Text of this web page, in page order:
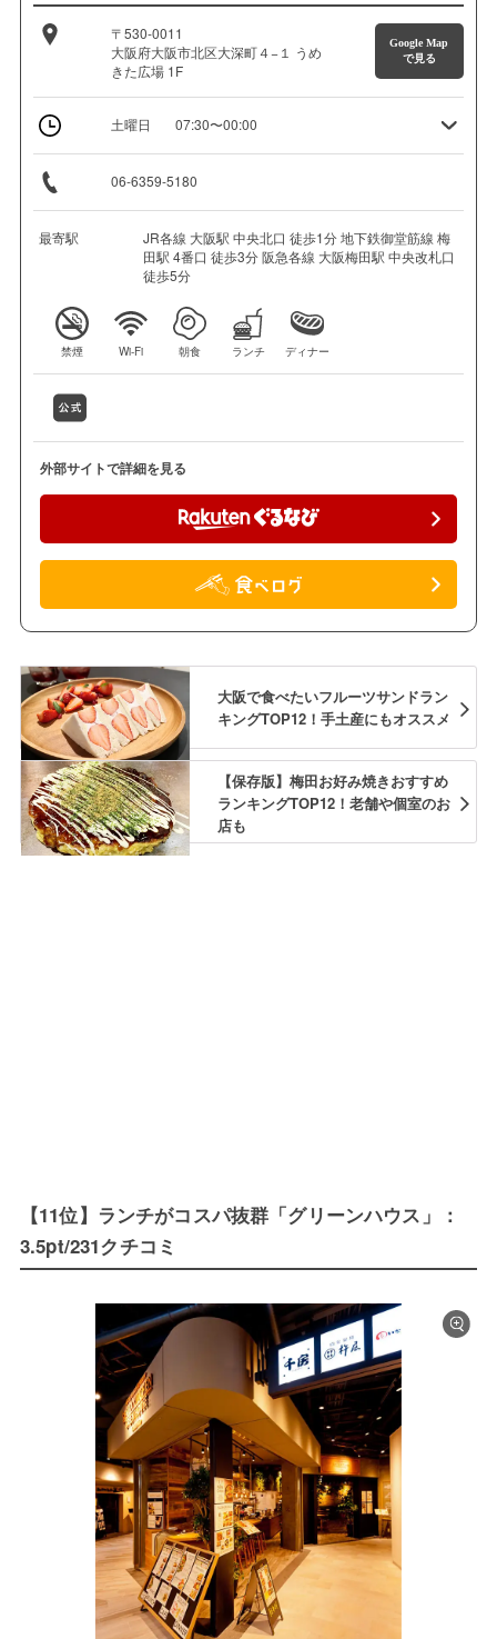
〒530-0011
大阪府大阪市北区大深町４−１ うめ
きた広場 1F
Google Map
で見る
土曜日 07:30〜00:00
06-6359-5180
最寄駅
JR各線 大阪駅 中央北口 徒歩1分 地下鉄御堂筋線 梅
田駅 4番口 徒歩3分 阪急各線 大阪梅田駅 中央改札口
徒歩5分
禁煙 Wi-Fi 朝食 ランチ ディナー
外部サイトで詳細を見る
大阪で食べたいフルーツサンドラン
キングTOP12！手土産にもオススメ
【保存版】梅田お好み焼きおすすめ
ランキングTOP12！老舗や個室のお
店も
【11位】ランチがコスパ抜群「グリーンハウス」：
3.5pt/231クチコミ